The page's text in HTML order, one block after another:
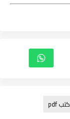
كتب pdf